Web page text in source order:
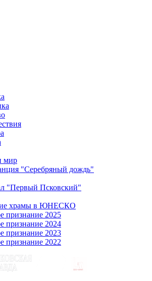
мир
"Серебряный дождь"
"Первый Псковский"
храмы в ЮНЕСКО
признание 2025
признание 2024
признание 2023
признание 2022